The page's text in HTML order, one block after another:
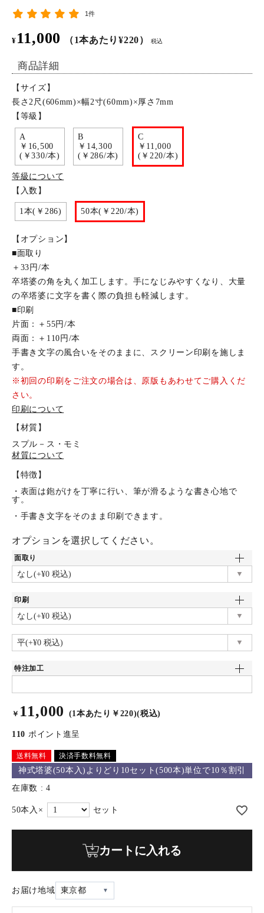
プライバシーポリシー
特定商取引法について
お問い合わせ
1件
¥ 11,000 （1本あたり¥220） 税込
商品詳細
【サイズ】
長さ2尺(606mm)×幅2寸(60mm)×厚さ7mm
【等級】
A
￥16,500
(￥330/本)
B
￥14,300
(￥286/本)
C
￥11,000
(￥220/本)
等級について
【入数】
1本(￥286) 50本(￥220/本)
【オプション】
■面取り
＋33円/本
卒塔婆の角を丸く加工します。手になじみやすくなり、大量
の卒塔婆に文字を書く際の負担も軽減します。
■印刷
片面：＋55円/本
両面：＋110円/本
手書き文字の風合いをそのままに、スクリーン印刷を施しま
す。
※初回の印刷をご注文の場合は、原版もあわせてご購入くだ
さい。
印刷について
【材質】
スプル－ス・モミ
材質について
【特徴】
・表面は鉋がけを丁寧に行い、筆が滑るような書き心地で
す。
・手書き文字をそのまま印刷できます。
オプションを選択してください。
面取り
印刷
特注加工
￥ 11,000 (1本あたり￥220)(税込)
110 ポイント進呈
送料無料 決済手数料無料
神式塔婆(50本入)よりどり10セット(500本)単位で10％割引
在庫数
4
カートに入れる
お届け地域 東京都